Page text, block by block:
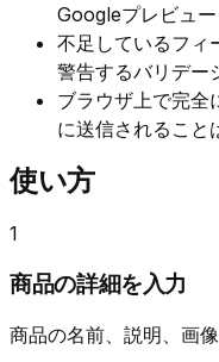
Googleプレビュー
不足しているフィ
警告するバリデー
ブラウザ上で完全
に送信されること
使い方
1
商品の詳細を入力
商品の名前、説明、画